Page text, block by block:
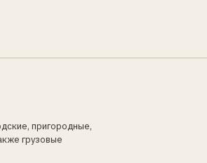
пригородные,
грузовые